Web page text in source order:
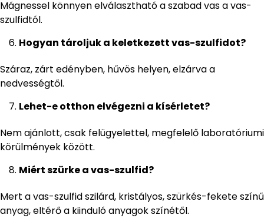
Mágnessel könnyen elválasztható a szabad vas a vas-
szulfidtól.
Hogyan tároljuk a keletkezett vas-szulfidot?
Száraz, zárt edényben, hűvös helyen, elzárva a
nedvességtől.
Lehet-e otthon elvégezni a kísérletet?
Nem ajánlott, csak felügyelettel, megfelelő laboratóriumi
körülmények között.
Miért szürke a vas-szulfid?
Mert a vas-szulfid szilárd, kristályos, szürkés-fekete színű
anyag, eltérő a kiinduló anyagok színétől.